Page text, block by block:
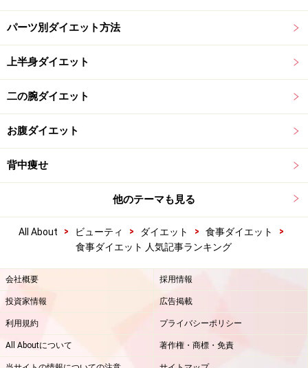
パーツ別ダイエット方法
上半身ダイエット
二の腕ダイエット
お腹ダイエット
背中痩せ
他のテーマも見る
All About > ビューティ > ダイエット > 食事ダイエット
>
食事ダイエット 人気記事ランキング
会社概要 採用情報
投資家情報 広告掲載
利用規約 プライバシーポリシー
All Aboutについて 著作権・商標・免責